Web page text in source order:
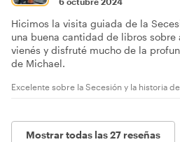
Hicimos la visita guiada de la
una buena cantidad de libros
vienés y disfruté mucho de la
de Michael.
Excelente sobre la Secesión y la historia
Mostrar todas las 27 reseñas